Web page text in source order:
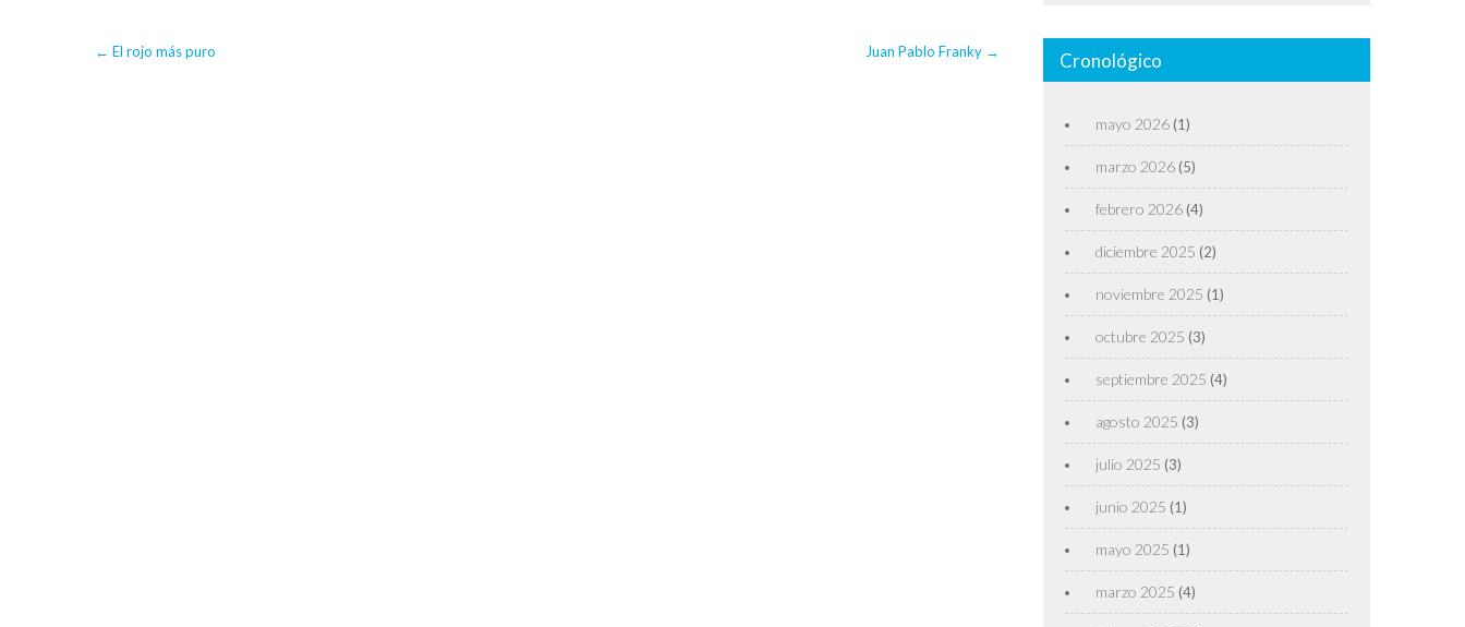
Post
navigation
← El rojo más puro Juan Pablo Franky → Cronológico
mayo 2026 (1)
marzo 2026 (5)
febrero 2026 (4)
diciembre 2025 (2)
noviembre 2025 (1)
octubre 2025 (3)
septiembre 2025 (4)
agosto 2025 (3)
julio 2025 (3)
junio 2025 (1)
mayo 2025 (1)
marzo 2025 (4)